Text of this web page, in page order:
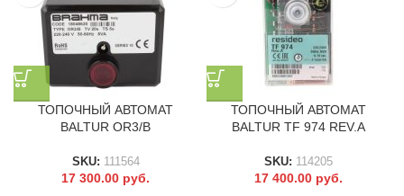
ТОПОЧНЫЙ АВТОМАТ
BALTUR OR3/B
SKU: 111564
17 300.00 руб.
ТОПОЧНЫЙ АВТОМАТ
BALTUR TF 974 REV.A
SKU: 114205
17 400.00 руб.